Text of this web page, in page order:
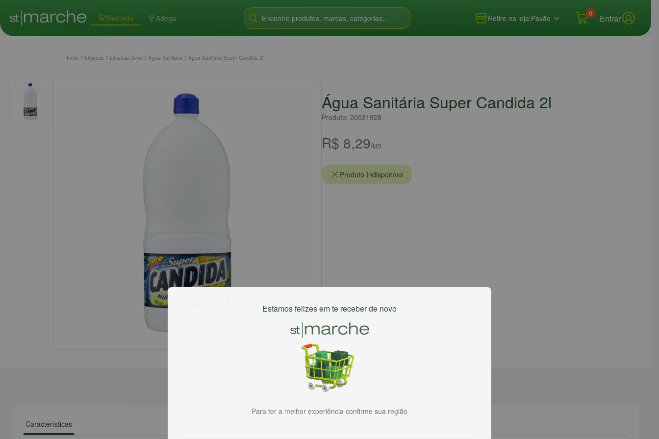
Mercado Adega Encontre produtos, marcas, categorias... Retire na loja:Pavão
0 Entrar
Início Limpeza Limpeza Geral Água Sanitária Água Sanitária Super Candida 2l
Água Sanitária Super Candida 2l
Produto: 20031928
R$ 8,29/un
Produto Indisponível
Características
Estamos felizes em te receber de novo
Para ter a melhor experiência confirme sua região